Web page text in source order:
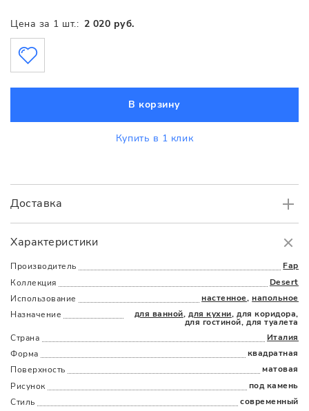
Характеристики
Производитель
Fap
Коллекция
Desert
Использование
настенное,напольное
Назначение
для ванной,для кухни, для коридора,
для гостиной, для туалета
Страна
Италия
Форма
квадратная
Поверхность
матовая
Рисунок
под камень
Стиль
современный
Доставка
Доставка
Наличыми
Цена за 1 шт.: 2 020 руб.
В корзину
Купить в 1 клик